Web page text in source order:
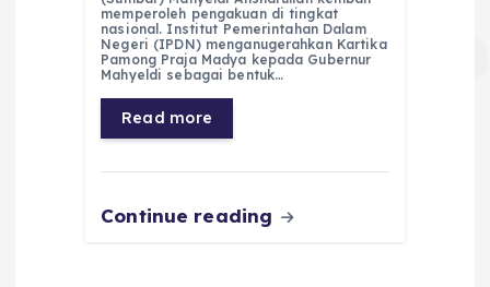
e
b
o
o
k
ts
A
p
p
g
r
a
m
e
n
l
re
memperoleh pengakuan di tingkat
nasional. Institut Pemerintahan Dalam
Negeri (IPDN) menganugerahkan Kartika
Pamong Praja Madya kepada Gubernur
Mahyeldi sebagai bentuk…
Read more
Continue reading